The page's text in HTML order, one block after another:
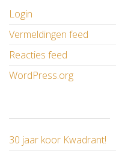
Login
Vermeldingen feed
Reacties feed
WordPress.org
30 jaar koor Kwadrant!